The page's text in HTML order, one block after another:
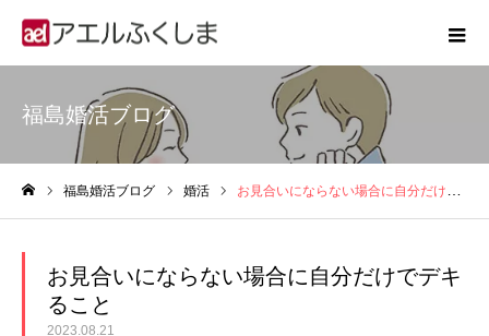
福島婚活ブログ
福島婚活ブログ 婚活 お見合いにならない場合に自分だけでデキること
お見合いにならない場合に自分だけでデキ
ること
2023.08.21